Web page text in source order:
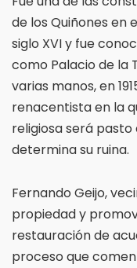
de los Quiñones en
siglo XVI y fue
como Palacio de la
varias manos, en
renacentista en la
religiosa será
determina su ruina.
Fernando Geijo,
propiedad y
restauración de
proceso que